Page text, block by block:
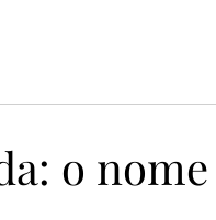
o nome